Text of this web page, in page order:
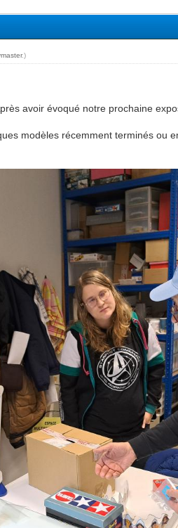
.)
avoir évoqué notre prochaine
modèles récemment terminés ou